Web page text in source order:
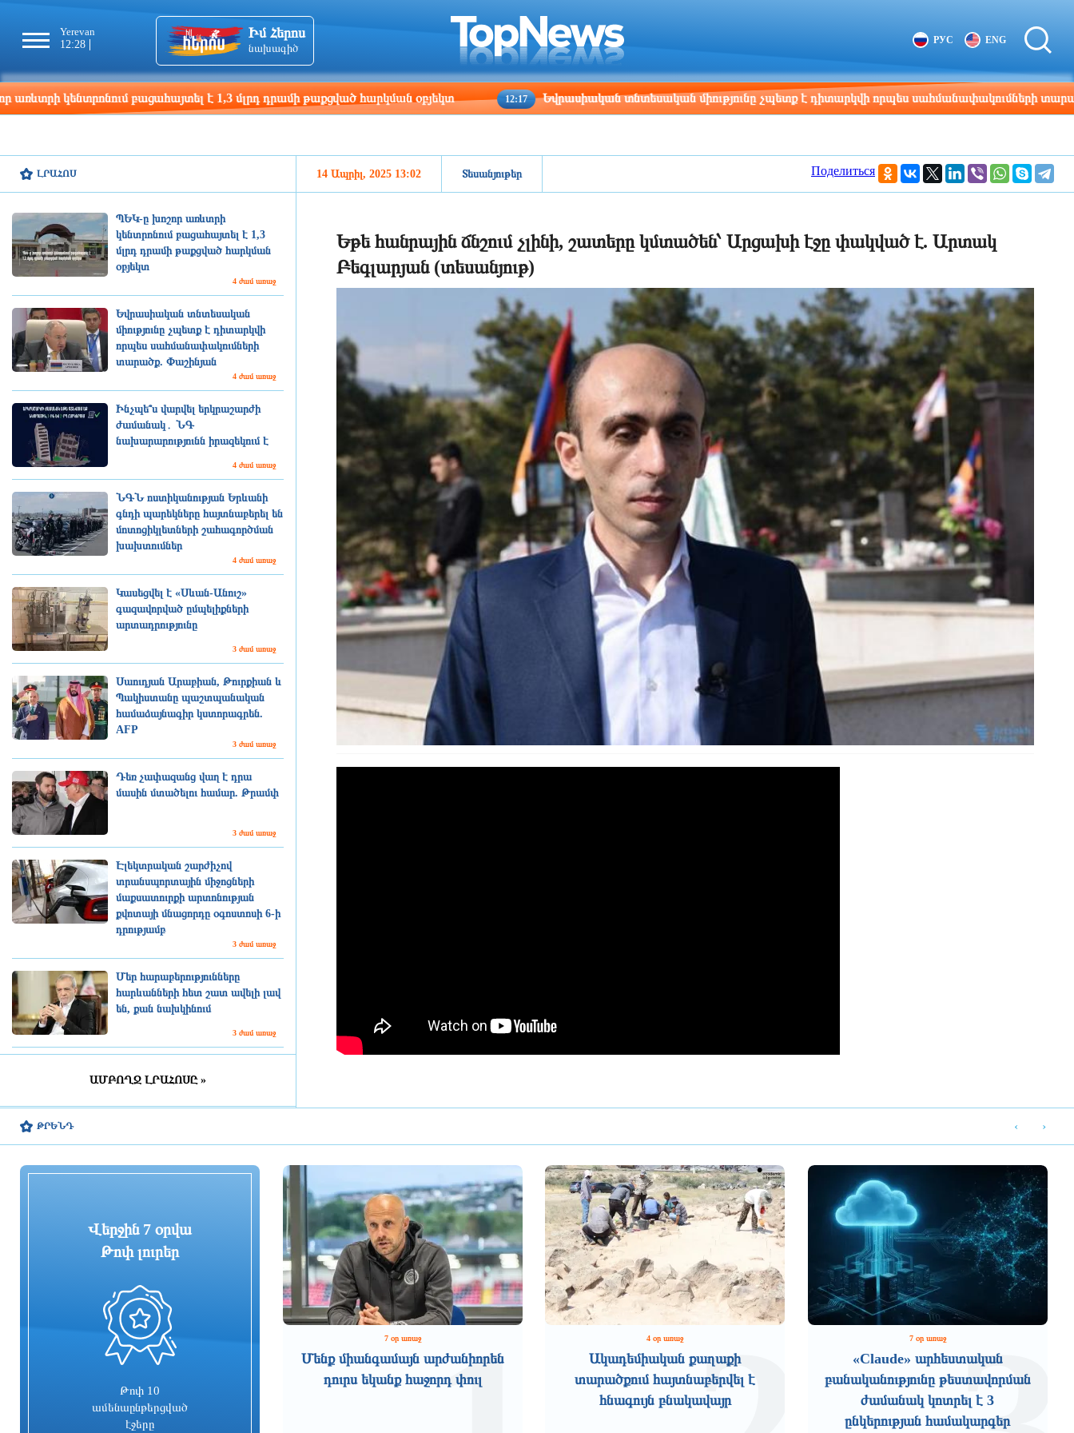
Yerevan
12:28
Tbilisi
12:28
Moscow
11:28
Los Angeles
01:28
Beijing
16:28
Իմ Հերոս
նախագիծ
РУС ENG
բացահայտել է 1,3 մլրդ դրամի թաքցված հարկման օբյեկտ 12:17 Եվրասիական տնտեսական միությունը չպետք է դիտարկվի որպես սահմանափակումների տարածք.
ԼՐԱՀՈՍ
ՊԵԿ-ը խոշոր առևտրի
կենտրոնում բացահայտել է 1,3
մլրդ դրամի թաքցված հարկման
օբյեկտ
4 ժամ առաջ
Եվրասիական տնտեսական
միությունը չպետք է դիտարկվի
որպես սահմանափակումների
տարածք. Փաշինյան
4 ժամ առաջ
Ինչպե՞ս վարվել երկրաշարժի
ժամանակ․ ՆԳ
նախարարությունն իրազեկում է
4 ժամ առաջ
ՆԳՆ ոստիկանության Երևանի
գնդի պարեկները հայտնաբերել են
մոտոցիկլետների շահագործման
խախտումներ
4 ժամ առաջ
Կասեցվել է «Սևան-Անուշ»
գազավորված ըմպելիքների
արտադրությունը
3 ժամ առաջ
Սաուդյան Արաբիան, Թուրքիան և
Պակիստանը պաշտպանական
համաձայնագիր կստորագրեն.
AFP
3 ժամ առաջ
Դեռ չափազանց վաղ է դրա
մասին մտածելու համար. Թրամփ
3 ժամ առաջ
Էլեկտրական շարժիչով
տրանսպորտային միջոցների
մաքսատուրքի արտոնության
քվոտայի մնացորդը օգոստոսի 6-ի
դրությամբ
3 ժամ առաջ
Մեր հարաբերությունները
հարևանների հետ շատ ավելի լավ
են, քան նախկինում
3 ժամ առաջ
հին մասնաշենքը Երևանի
3 ժամ առաջ
Շիրակի մարզում դատարան է
քրվարույթ, վերականգնվել է շուրջ
20 մլն դրամ
Հանցավոր խումբը զինվորական
հաշմանդամություն ունեցող
անձանցից հափշտակել է մոտ 14
մլն դրամ
ամենահեշտերից մեկը կլինի,
սակայն այն ամենաբարդը
ԱՄԲՈՂՋ ԼՐԱՀՈՍԸ »
14 Ապրիլ, 2025 13:02 Տեսանյութեր Поделиться
Եթե հանրային ճնշում չլինի, շատերը կմտածեն՝ Արցախի էջը փակված է. Արտակ
Բեգլարյան (տեսանյութ)
ԹՐԵՆԴ
Վերջին 7 օրվա
Թոփ լուրեր
Թոփ 10
ամենաընթերցված
էջերը
7 օր առաջ
Մենք միանգամայն արժանիորեն
դուրս եկանք հաջորդ փուլ
4 օր առաջ
Ակադեմիական քաղաքի
տարածքում հայտնաբերվել է
հնագույն բնակավայր
7 օր առաջ
«Claude» արհեստական
բանականությունը թեստավորման
ժամանակ կոտրել է 3
ընկերության համակարգեր
‹ ›